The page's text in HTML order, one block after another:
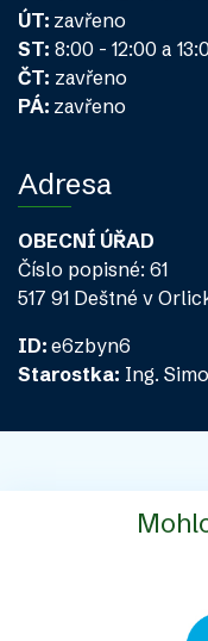
ÚT: zavřeno
ST: 8:00 - 12:00 a
ČT: zavřeno
PÁ: zavřeno
Adresa
OBECNÍ ÚŘAD
Číslo popisné: 61
517 91 Deštné v
ID: e6zbyn6
Starostka: Ing.